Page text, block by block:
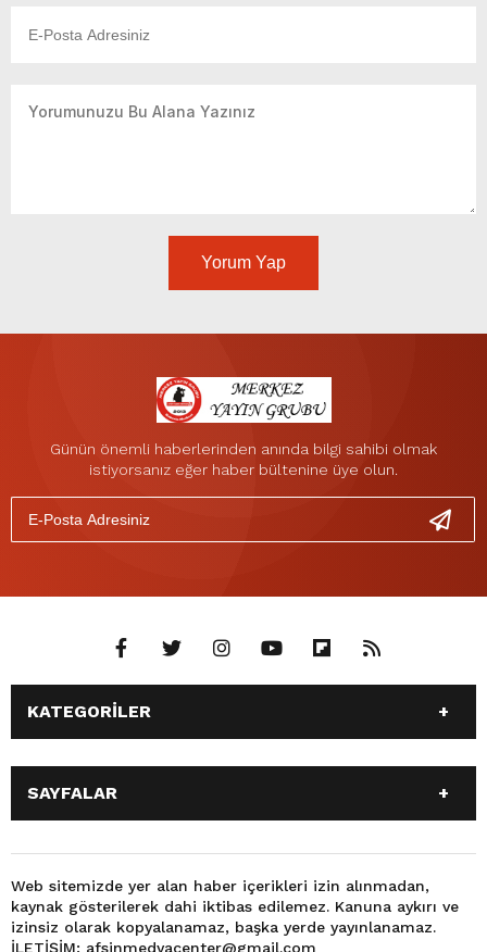
Yorum Yap
Günün önemli haberlerinden anında bilgi sahibi olmak
istiyorsanız eğer haber bültenine üye olun.
KATEGORİLER
ANASAYFA
GÜNDEM
SİYASET
SPOR
EKONOMİ
TEKNOLOJİ
3. SAYFA
BÜYÜKŞEHİR BELEDİYESİ
DÜNYA
FOTO GALERİ
KÜLTÜR SANAT
MAGAZİN
OTOMOBİL
SAYFALAR
SİYASET
EĞİTİM
SPOR
EKONOMİ
TEKNOLOJİ
3. SAYFA
Web sitemizde yer alan haber içerikleri izin alınmadan,
kaynak gösterilerek dahi iktibas edilemez. Kanuna aykırı ve
izinsiz olarak kopyalanamaz, başka yerde yayınlanamaz.
İLETİŞİM: afsinmedyacenter@gmail.com